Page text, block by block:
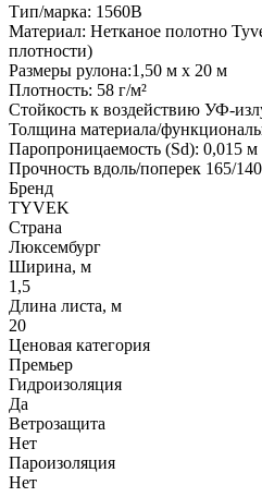
Тип/марка: 1560B
Материал: Нетканое полотно
плотности)
Размеры рулона:1,50 м x 20 м
Плотность: 58 г/м²
Стойкость к воздействию УФ-
Толщина материала/
Паропроницаемость (Sd): 0,015 м
Прочность вдоль/поперек 165/
Бренд
TYVEK
Страна
Люксембург
Ширина, м
1,5
Длина листа, м
20
Ценовая категория
Премьер
Гидроизоляция
Да
Ветрозащита
Нет
Пароизоляция
Нет